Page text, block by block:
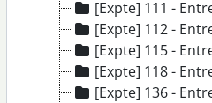
[Expte] 111 -
[Expte] 112 -
[Expte] 115 -
[Expte] 118 -
[Expte] 136 -